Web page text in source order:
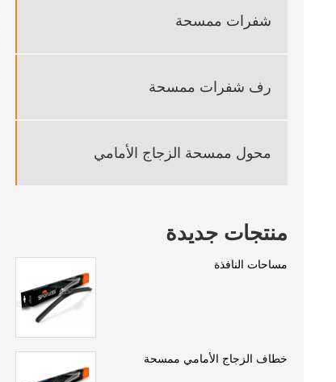
شفرات ممسحة
رف شفرات ممسحة
محول ممسحة الزجاج الأمامي
منتجات جديدة
مساحات النافذة
خطاف الزجاج الأمامي ممسحة